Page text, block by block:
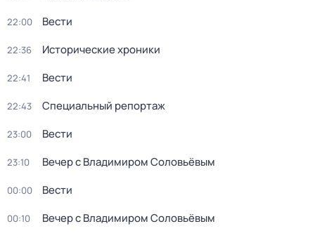
22:00 Вести
22:36 Исторические хроники
22:41 Вести
22:43 Специальный репортаж
23:00 Вести
23:10 Вечер с Владимиром Соловьёвым
00:00 Вести
00:10 Вечер с Владимиром Соловьёвым